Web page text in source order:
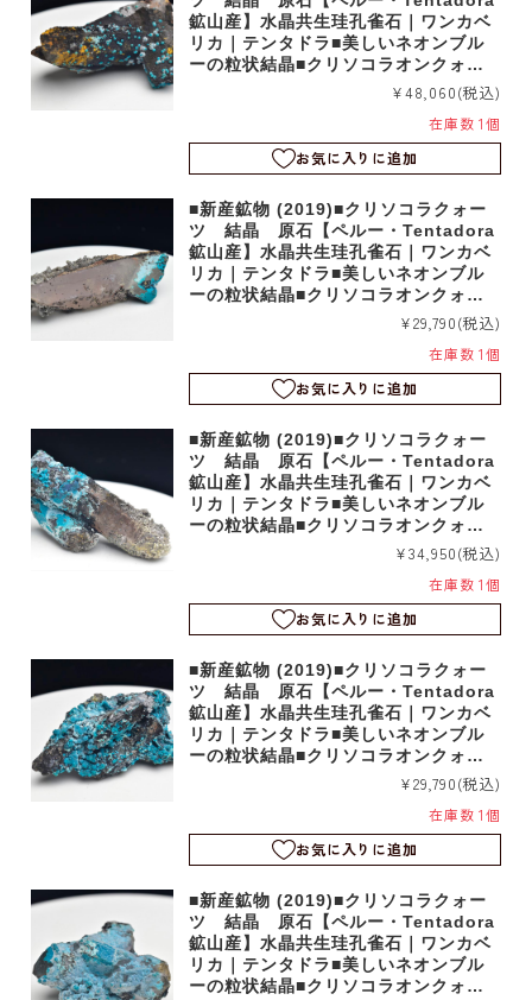
鉱山産】水晶共生珪孔雀石｜ワンカベ
リカ｜テンタドラ■美しいネオンブル
ーの粒状結晶■クリソコラオンクォー
¥48,060(税込)
在庫数 1個
お気に入りに追加
■新産鉱物 (2019)■クリソコラクォー
ツ 結晶 原石【ペルー・Tentadora
鉱山産】水晶共生珪孔雀石｜ワンカベ
リカ｜テンタドラ■美しいネオンブル
ーの粒状結晶■クリソコラオンクォー
¥29,790(税込)
在庫数 1個
お気に入りに追加
■新産鉱物 (2019)■クリソコラクォー
ツ 結晶 原石【ペルー・Tentadora
鉱山産】水晶共生珪孔雀石｜ワンカベ
リカ｜テンタドラ■美しいネオンブル
ーの粒状結晶■クリソコラオンクォー
¥34,950(税込)
在庫数 1個
お気に入りに追加
■新産鉱物 (2019)■クリソコラクォー
ツ 結晶 原石【ペルー・Tentadora
鉱山産】水晶共生珪孔雀石｜ワンカベ
リカ｜テンタドラ■美しいネオンブル
ーの粒状結晶■クリソコラオンクォー
¥29,790(税込)
在庫数 1個
お気に入りに追加
■新産鉱物 (2019)■クリソコラクォー
ツ 結晶 原石【ペルー・Tentadora
鉱山産】水晶共生珪孔雀石｜ワンカベ
リカ｜テンタドラ■美しいネオンブル
ーの粒状結晶■クリソコラオンクォー